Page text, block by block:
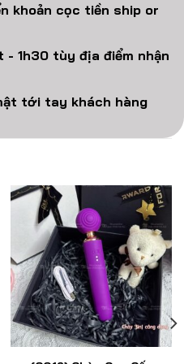
khoản cọc tiền ship or
- 1h30 tùy địa điểm nhận
tới tay khách hàng